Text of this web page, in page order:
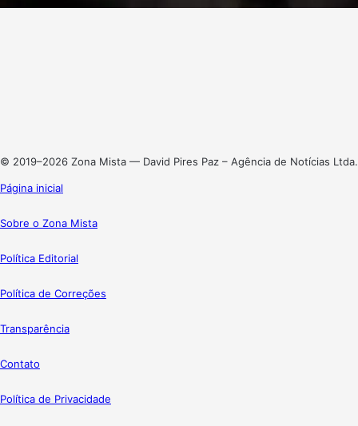
© 2019–2026 Zona Mista — David Pires Paz – Agência de Notícias Ltda.
Página inicial
Sobre o Zona Mista
Política Editorial
Política de Correções
Transparência
Contato
Política de Privacidade